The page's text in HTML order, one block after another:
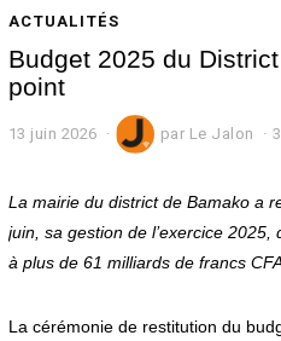
ACTUALITÉS
Budget 2025 du
point
13 juin 2026 par Le Jalon
La mairie du district de Bamako a
juin, sa gestion de l’exercice
à plus de 61 milliards de francs
La cérémonie de restitution du